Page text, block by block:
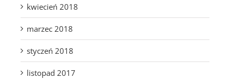
kwiecień 2018
marzec 2018
styczeń 2018
listopad 2017